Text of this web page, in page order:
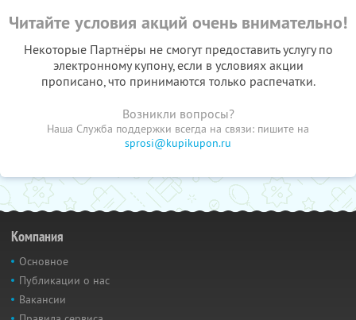
Читайте условия акций очень внимательно!
Некоторые Партнёры не смогут предоставить услугу по
электронному купону, если в условиях акции
прописано, что принимаются только распечатки.
Возникли вопросы?
Наша Служба поддержки всегда на связи: пишите на
sprosi@kupikupon.ru
Компания
Основное
Публикации о нас
Вакансии